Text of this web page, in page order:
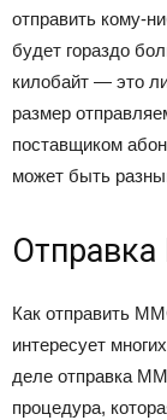
отправить кому-
будет гораздо
килобайт — это
размер
поставщиком
может быть
Как отправить
интересует
деле отправка
процедура,